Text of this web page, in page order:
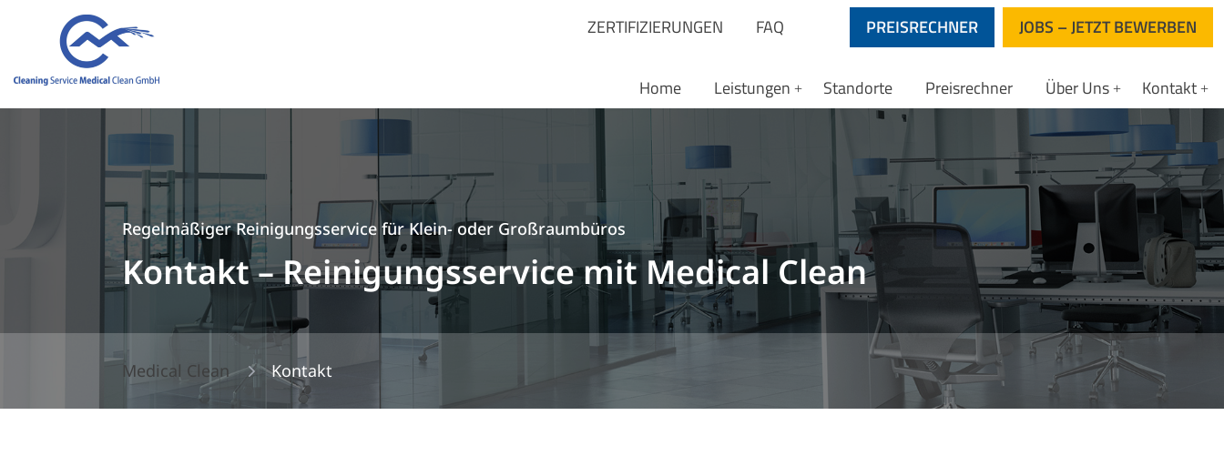
ZERTIFIZIERUNGEN FAQ PREISRECHNER JOBS – JETZT BEWERBEN
Home Leistungen Standorte Preisrechner Über Uns Kontakt
Regelmäßiger Reinigungsservice für Klein- oder Großraumbüros
Kontakt – Reinigungsservice mit Medical Clean
Medical Clean 5 Kontakt